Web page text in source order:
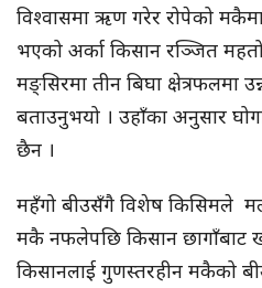
विश्वासमा ऋण गरेर रोपेको
भएको अर्का किसान रञ्जित
मङ्सिरमा तीन बिघा क्षेत्रफलमा
बताउनुभयो । उहाँका अनुसार
छैन ।
महँगो बीउसँगै विशेष किसिमले
मकै नफलेपछि किसान
किसानलाई गुणस्तरहीन मकैको